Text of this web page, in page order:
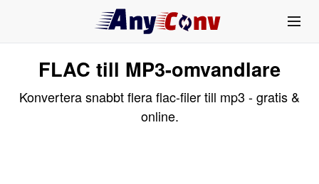
FLAC till MP3-omvandlare
Konvertera snabbt flera flac-filer till mp3 - gratis &
online.